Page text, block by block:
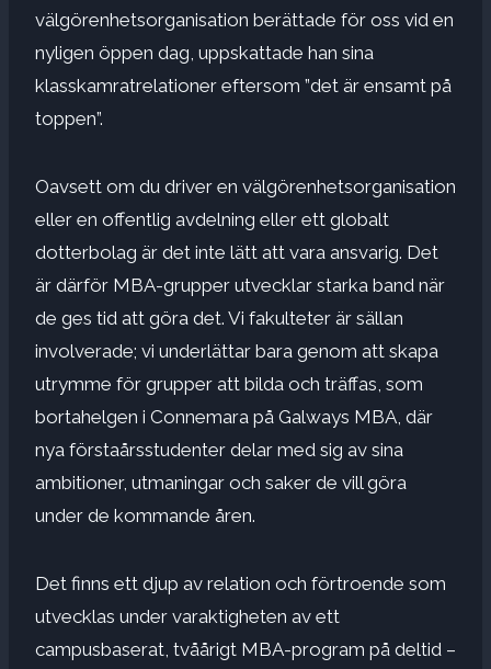
välgörenhetsorganisation berättade för oss vid en
nyligen öppen dag, uppskattade han sina
klasskamratrelationer eftersom ”det är ensamt på
toppen”.
Oavsett om du driver en välgörenhetsorganisation
eller en offentlig avdelning eller ett globalt
dotterbolag är det inte lätt att vara ansvarig. Det
är därför MBA-grupper utvecklar starka band när
de ges tid att göra det. Vi fakulteter är sällan
involverade; vi underlättar bara genom att skapa
utrymme för grupper att bilda och träffas, som
bortahelgen i Connemara på Galways MBA, där
nya förstaårsstudenter delar med sig av sina
ambitioner, utmaningar och saker de vill göra
under de kommande åren.
Det finns ett djup av relation och förtroende som
utvecklas under varaktigheten av ett
campusbaserat, tvåårigt MBA-program på deltid –